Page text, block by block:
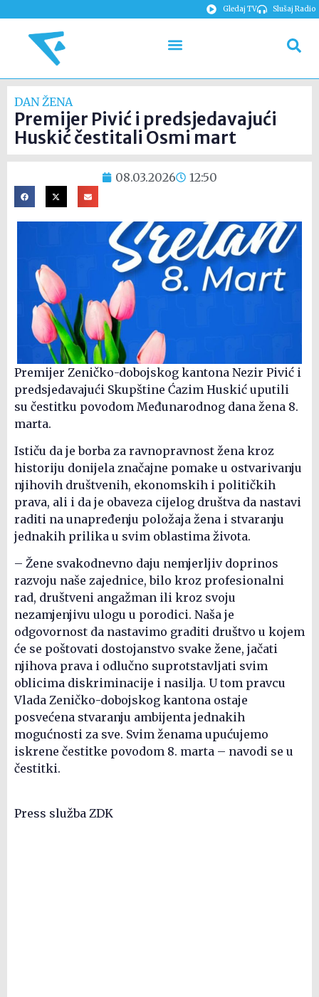
Gledaj TV Slušaj Radio
DAN ŽENA
Premijer Pivić i predsjedavajući
Huskić čestitali Osmi mart
08.03.2026 12:50
Premijer Zeničko-dobojskog kantona Nezir Pivić i
predsjedavajući Skupštine Ćazim Huskić uputili
su čestitku povodom Međunarodnog dana žena 8.
marta.
Ističu da je borba za ravnopravnost žena kroz
historiju donijela značajne pomake u ostvarivanju
njihovih društvenih, ekonomskih i političkih
prava, ali i da je obaveza cijelog društva da nastavi
raditi na unapređenju položaja žena i stvaranju
jednakih prilika u svim oblastima života.
– Žene svakodnevno daju nemjerljiv doprinos
razvoju naše zajednice, bilo kroz profesionalni
rad, društveni angažman ili kroz svoju
nezamjenjivu ulogu u porodici. Naša je
odgovornost da nastavimo graditi društvo u kojem
će se poštovati dostojanstvo svake žene, jačati
njihova prava i odlučno suprotstavljati svim
oblicima diskriminacije i nasilja. U tom pravcu
Vlada Zeničko-dobojskog kantona ostaje
posvećena stvaranju ambijenta jednakih
mogućnosti za sve. Svim ženama upućujemo
iskrene čestitke povodom 8. marta – navodi se u
čestitki.
Press služba ZDK